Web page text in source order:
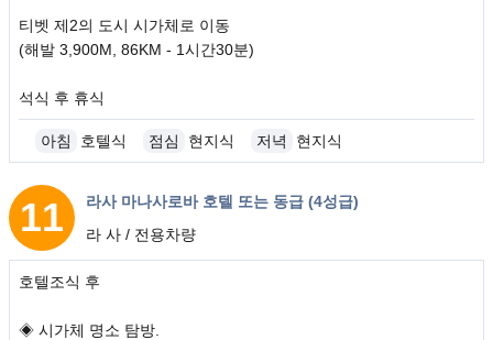
티벳 제2의 도시 시가체로 이동
(해발 3,900M, 86KM - 1시간30분)
석식 후 휴식
아침 호텔식 점심 현지식 저녁 현지식
11
일차
라사 마나사로바 호텔 또는 동급 (4성급)
라 사 / 전용차량
호텔조식 후
◈ 시가체 명소 탐방.